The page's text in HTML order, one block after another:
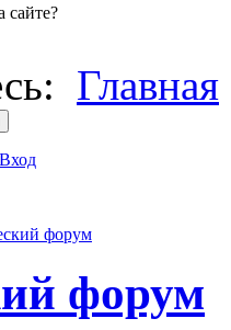
сайте?
Главная
Вход
форум
форум